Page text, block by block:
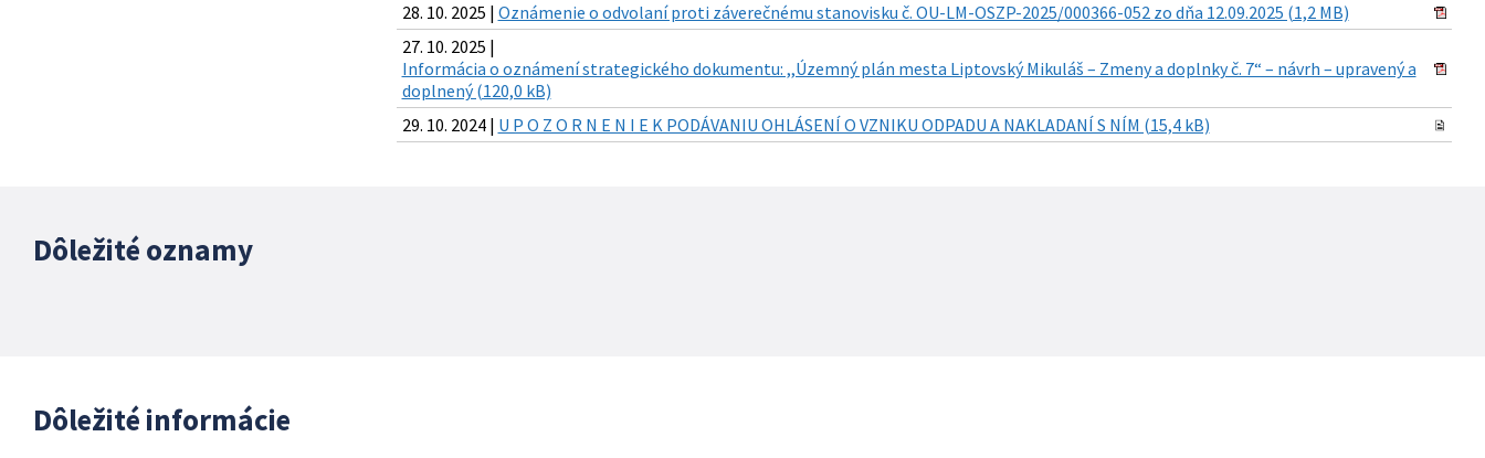
28. 10. 2025 | Oznámenie o odvolaní proti záverečnému stanovisku č. OU-LM-OSZP-2025/000366-052 zo dňa 12.09.2025 (1,2 MB)
27. 10. 2025 |
Informácia o oznámení strategického dokumentu: ,,Územný plán mesta Liptovský Mikuláš – Zmeny a doplnky č. 7“ – návrh – upravený a
doplnený (120,0 kB)
29. 10. 2024 | U P O Z O R N E N I E K PODÁVANIU OHLÁSENÍ O VZNIKU ODPADU A NAKLADANÍ S NÍM (15,4 kB)
Dôležité oznamy
Dôležité informácie